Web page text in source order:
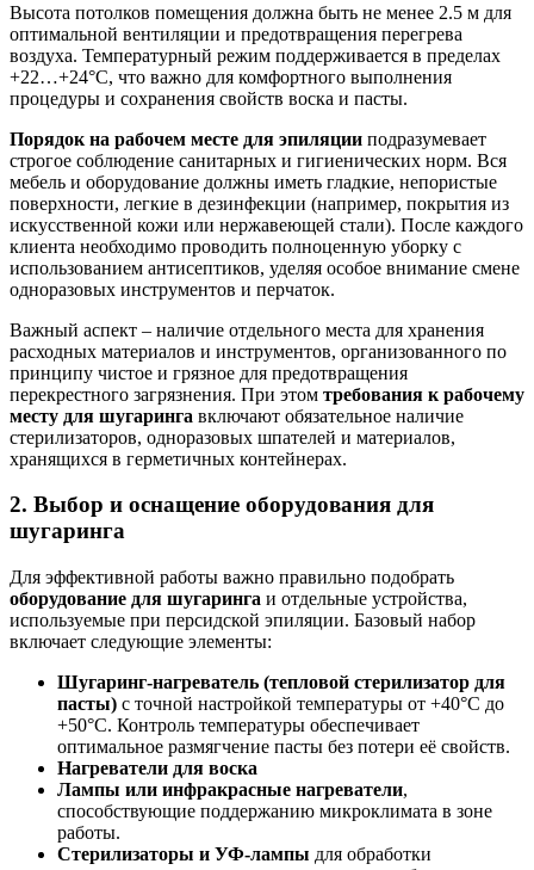
Высота потолков помещения должна быть не менее 2.5 м для
оптимальной вентиляции и предотвращения перегрева
воздуха. Температурный режим поддерживается в пределах
+22…+24°C, что важно для комфортного выполнения
процедуры и сохранения свойств воска и пасты.
Порядок на рабочем месте для эпиляции подразумевает
строгое соблюдение санитарных и гигиенических норм. Вся
мебель и оборудование должны иметь гладкие, непористые
поверхности, легкие в дезинфекции (например, покрытия из
искусственной кожи или нержавеющей стали). После каждого
клиента необходимо проводить полноценную уборку с
использованием антисептиков, уделяя особое внимание смене
одноразовых инструментов и перчаток.
Важный аспект – наличие отдельного места для хранения
расходных материалов и инструментов, организованного по
принципу чистое и грязное для предотвращения
перекрестного загрязнения. При этом требования к рабочему
месту для шугаринга включают обязательное наличие
стерилизаторов, одноразовых шпателей и материалов,
хранящихся в герметичных контейнерах.
2. Выбор и оснащение оборудования для
шугаринга
Для эффективной работы важно правильно подобрать
оборудование для шугаринга и отдельные устройства,
используемые при персидской эпиляции. Базовый набор
включает следующие элементы:
Шугаринг-нагреватель (тепловой стерилизатор для
пасты) с точной настройкой температуры от +40°C до
+50°C. Контроль температуры обеспечивает
оптимальное размягчение пасты без потери её свойств.
Нагреватели для воска
Лампы или инфракрасные нагреватели,
способствующие поддержанию микроклимата в зоне
работы.
Стерилизаторы и УФ-лампы для обработки